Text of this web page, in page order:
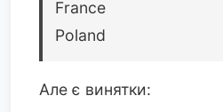
France
Poland
Але є винятки: